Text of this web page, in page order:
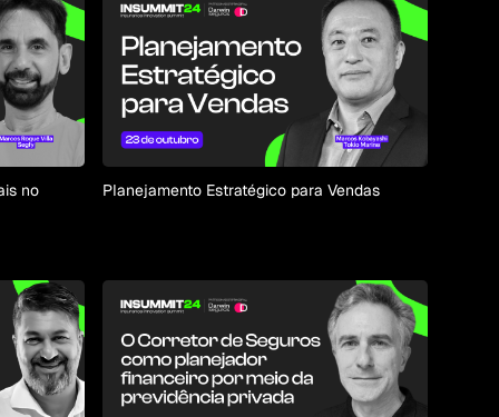
no Planejamento Estratégico para Vendas